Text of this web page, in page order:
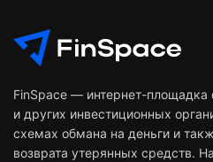
FinSpace — интернет-площадка
и других инвестиционных
схемах обмана на деньги и
возврата утерянных средств.